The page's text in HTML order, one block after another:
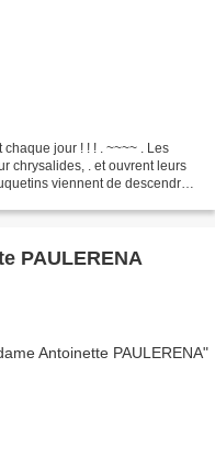
jour ! ! ! . ~~~~ . Les
chrysalides, . et ouvrent leurs
viennent de descendre,
PAULERENA